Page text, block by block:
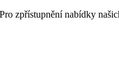
zpřístupnění nabídky